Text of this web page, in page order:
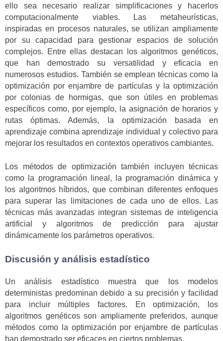
ello sea necesario realizar simplificaciones y hacerlos
computacionalmente viables. Las metaheurísticas,
inspiradas en procesos naturales, se utilizan ampliamente
por su capacidad para gestionar espacios de solución
complejos. Entre ellas destacan los algoritmos genéticos,
que han demostrado su versatilidad y eficacia en
numerosos estudios. También se emplean técnicas como la
optimización por enjambre de partículas y la optimización
por colonias de hormigas, que son útiles en problemas
específicos como, por ejemplo, la asignación de horarios y
rutas óptimas. Además, la optimización basada en
aprendizaje combina aprendizaje individual y colectivo para
mejorar los resultados en contextos operativos cambiantes.
Los métodos de optimización también incluyen técnicas
como la programación lineal, la programación dinámica y
los algoritmos híbridos, que combinan diferentes enfoques
para superar las limitaciones de cada uno de ellos. Las
técnicas más avanzadas integran sistemas de inteligencia
artificial y algoritmos de predicción para ajustar
dinámicamente los parámetros operativos.
Discusión y análisis estadístico
Un análisis estadístico muestra que los modelos
deterministas predominan debido a su precisión y facilidad
para incluir múltiples factores. En optimización, los
algoritmos genéticos son ampliamente preferidos, aunque
métodos como la optimización por enjambre de partículas
han demostrado ser eficaces en ciertos problemas.